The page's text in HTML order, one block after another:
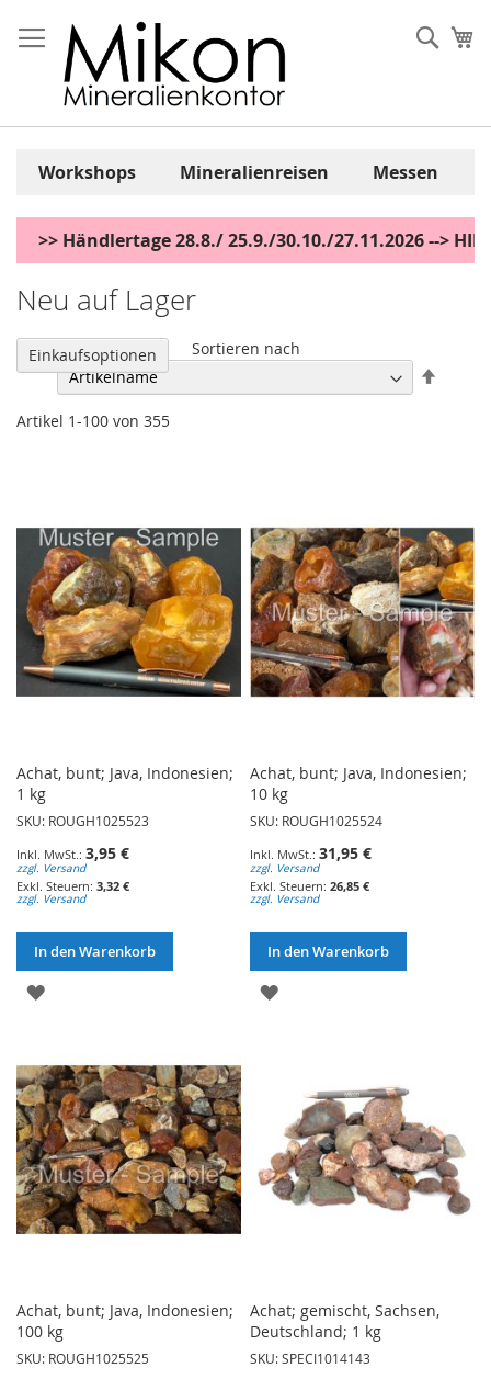
Inhalt
springen
Workshops Mineralienreisen Messen
>> Händlertage 28.8./ 25.9./30.10./27.11.2026 -->
Neu auf Lager
Artikel 1-100 von 355
Sortieren nach
Achat, bunt; Java, Indonesien;
1 kg
SKU: ROUGH1025523
3,95 €
zzgl. Versand
3,32 €
zzgl. Versand
In den Warenkorb
ZUR
HINZUFÜGEN
Achat, bunt; Java, Indonesien;
10 kg
SKU: ROUGH1025524
31,95 €
zzgl. Versand
26,85 €
zzgl. Versand
In den Warenkorb
ZUR
Achat, bunt; Java, Indonesien;
100 kg
SKU: ROUGH1025525
Achat; gemischt, Sachsen,
Deutschland; 1 kg
SKU: SPECI1014143
Einkaufsoptionen